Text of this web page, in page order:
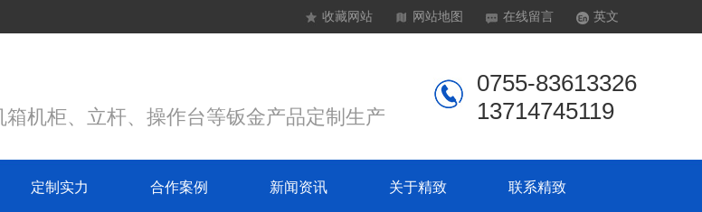
收藏网站 网站地图 在线留言 英文
箱机柜、立杆、操作台等钣金产品定制生产
0755-83613326
13714745119
定制实力 合作案例 新闻资讯 关于精致 联系精致